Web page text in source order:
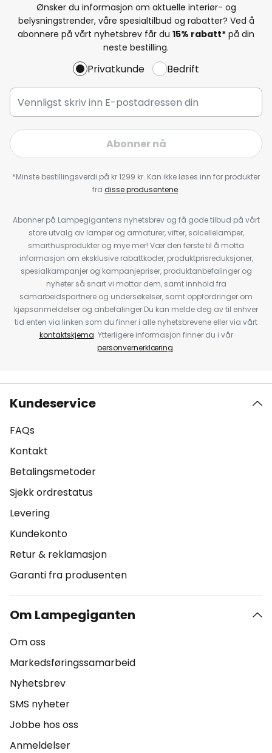
Ønsker du informasjon om aktuelle interiør- og
belysningstrender, våre spesialtilbud og rabatter? Ved å
abonnere på vårt nyhetsbrev får du 15% rabatt* på din
neste bestilling.
Privatkunde Bedrift
Abonner nå
*Minste bestillingsverdi på kr 1299 kr. Kan ikke løses inn for produkter
fra disse produsentene.
Abonner på Lampegigantens nyhetsbrev og få gode tilbud på vårt
store utvalg av lamper og armaturer, vifter, solcellelamper,
smarthusprodukter og mye mer! Vær den første til å motta
informasjon om eksklusive rabattkoder, produktprisreduksjoner,
spesialkampanjer og kampanjepriser, produktanbefalinger og
nyheter så snart vi mottar dem, samt innhold fra
samarbeidspartnere og undersøkelser, samt oppfordringer om
kjøpsanmeldelser og anbefalinger.Du kan melde deg av til enhver
tid enten via linken som du finner i alle nyhetsbrevene eller via vårt
kontaktskjema. Ytterligere informasjon finner du i vår
personvernerklæring.
Kundeservice
FAQs
Kontakt
Betalingsmetoder
Sjekk ordrestatus
Levering
Kundekonto
Retur & reklamasjon
Garanti fra produsenten
Om Lampegiganten
Om oss
Markedsføringssamarbeid
Nyhetsbrev
SMS nyheter
Jobbe hos oss
Anmeldelser